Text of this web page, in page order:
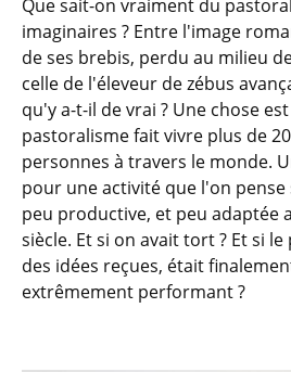
Que sait-on vraiment du
imaginaires ? Entre l'image
de ses brebis, perdu au milieu
celle de l'éleveur de zébus
qu'y a-t-il de vrai ? Une chose
pastoralisme fait vivre plus de
personnes à travers le monde.
pour une activité que l'on
peu productive, et peu adaptée
siècle. Et si on avait tort ? Et si
des idées reçues, était
extrêmement performant ?